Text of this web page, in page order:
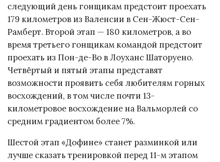
следующий день гонщикам предстоит проехать
179 километров из Валенсии в Сен-Жюст-Сен-
Рамберт. Второй этап — 180 километров, а во
время третьего гонщикам командой предстоит
проехать из Пон-де-Во в Лоуханс Шаторуено.
Четвёртый и пятый этапы представят
возможности проявить себя любителям горных
восхождений, в том числе почти 13-
километровое восхождение на Вальморлей со
средним градиентом более 7%.
Шестой этап «Дофине» станет разминкой или
лучше сказать тренировкой перед 11-м этапом